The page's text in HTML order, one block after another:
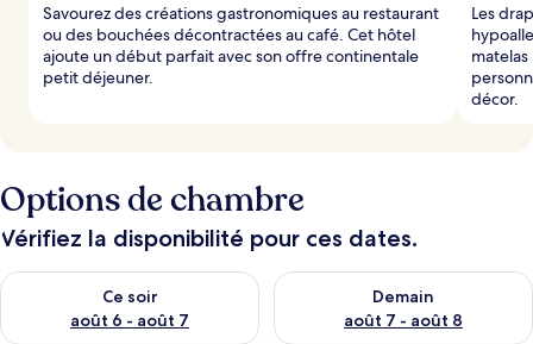
e
s
Savourez des créations gastronomiques au restaurant
ou des bouchées décontractées au café. Cet hôtel
ajoute un début parfait avec son offre continentale
petit déjeuner.
Les
décor.
Options de chambre
Vérifiez la disponibilité pour ces dates.
Ce soir
août 6 - août 7
Vérifier la disponibilité pour ce soir août 6 - août 7
Demain
août 7 - août 8
Vérifier la disponibilité pour